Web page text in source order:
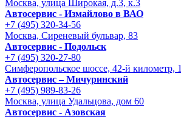
Москва, улица Широкая, д.3, к.3
Автосервис - Измайлово в ВАО
+7 (495) 320-34-56
Москва, Сиреневый бульвар, 83
Автосервис - Подольск
+7 (495) 320-27-80
Симферопольское шоссе, 42-й километр, 1
Автосервис – Мичуринский
+7 (495) 989-83-26
Москва, улица Удальцова, дом 60
Автосервис - Азовская